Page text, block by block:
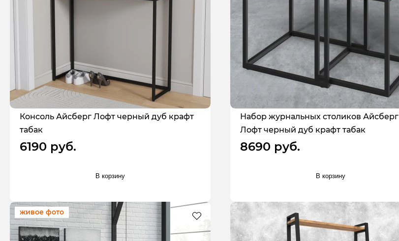
Консоль Айсберг Лофт черный дуб крафт
табак
6190 руб.
В корзину
Набор журнальных столиков Айсберг
Лофт черный дуб крафт табак
8690 руб.
В корзину
живое фото